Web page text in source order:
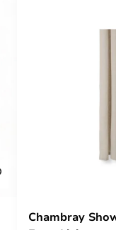
Chambray